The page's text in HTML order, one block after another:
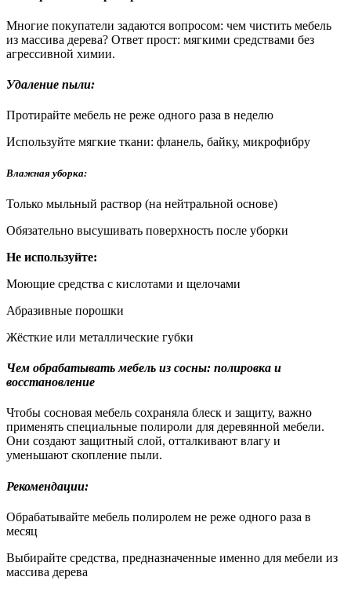
Многие покупатели задаются вопросом: чем чистить мебель
из массива дерева? Ответ прост: мягкими средствами без
агрессивной химии.
Удаление пыли:
Протирайте мебель не реже одного раза в неделю
Используйте мягкие ткани: фланель, байку, микрофибру
Влажная уборка:
Только мыльный раствор (на нейтральной основе)
Обязательно высушивать поверхность после уборки
Не используйте:
Моющие средства с кислотами и щелочами
Абразивные порошки
Жёсткие или металлические губки
Чем обрабатывать мебель из сосны: полировка и
восстановление
Чтобы сосновая мебель сохраняла блеск и защиту, важно
применять специальные полироли для деревянной мебели.
Они создают защитный слой, отталкивают влагу и
уменьшают скопление пыли.
Рекомендации:
Обрабатывайте мебель полиролем не реже одного раза в
месяц
Выбирайте средства, предназначенные именно для мебели из
массива дерева